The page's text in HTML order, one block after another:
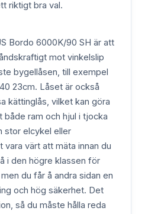
riktigt bra val.
Bordo 6000K/90 SH är att
mot vinkelslip
bygellåsen, till exempel
23cm. Låset är också
kättinglås, vilket kan göra
ram och hjul i tjocka
stor elcykel eller
vara värt att mäta innan du
i den högre klassen för
du får å andra sidan en
och hög säkerhet. Det
så du måste hålla reda